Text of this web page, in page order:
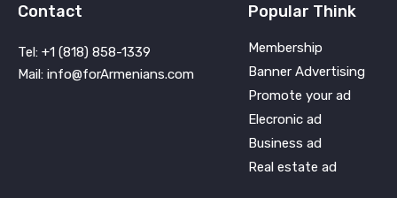
Contact
Tel: +1 (818) 858-1339
Mail: info@forArmenians.com
Popular Think
Membership
Banner Advertising
Promote your ad
Elecronic ad
Business ad
Real estate ad